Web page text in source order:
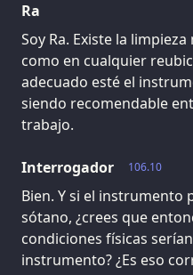
Ra
Soy Ra. Existe la
como en cualquier
adecuado esté el
siendo recomendable
trabajo.
106.10
Interrogador
Bien. Y si el instrumento
sótano, ¿crees que
condiciones físicas
instrumento? ¿Es eso